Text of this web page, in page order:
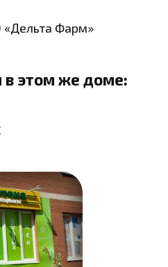
Фарм»
в этом же доме: